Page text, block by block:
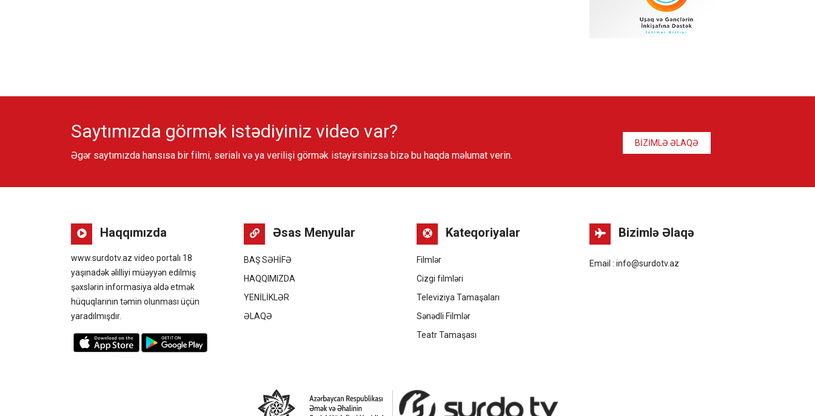
Saytımızda görmək istədiyiniz video var?
Əgər saytımızda hansısa bir filmi, serialı və ya verilişi görmək istəyirsinizsə bizə bu haqda məlumat verin.
BİZİMLƏ ƏLAQƏ
Haqqımızda
www.surdotv.az video portalı 18
yaşınadək əlilliyi müəyyən edilmiş
şəxslərin informasiya əldə etmək
hüquqlarının təmin olunması üçün
yaradılmışdır.
Əsas Menyular
BAŞ SƏHİFƏ
HAQQIMIZDA
YENİLİKLƏR
ƏLAQƏ
Kateqoriyalar
Filmlər
Cizgi filmləri
Televiziya Tamaşaları
Sənədli Filmlər
Teatr Tamaşası
Bizimlə Əlaqə
Email : info@surdotv.az